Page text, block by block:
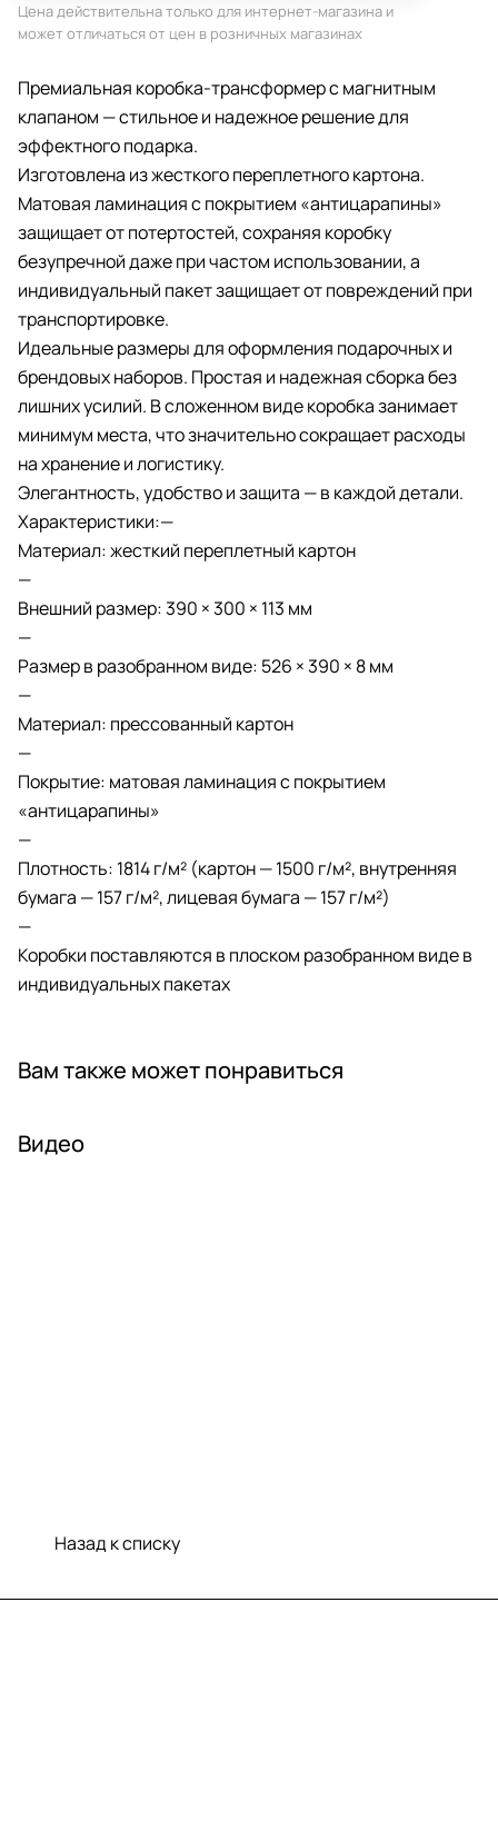
Цена действительна только для интернет-магазина и
может отличаться от цен в розничных магазинах
Премиальная коробка-трансформер с магнитным
клапаном — стильное и надежное решение для
эффектного подарка.
Изготовлена из жесткого переплетного картона.
Матовая ламинация с покрытием «антицарапины»
защищает от потертостей, сохраняя коробку
безупречной даже при частом использовании, а
индивидуальный пакет защищает от повреждений при
транспортировке.
Идеальные размеры для оформления подарочных и
брендовых наборов. Простая и надежная сборка без
лишних усилий. В сложенном виде коробка занимает
минимум места, что значительно сокращает расходы
на хранение и логистику.
Элегантность, удобство и защита — в каждой детали.
Характеристики:—
Материал: жесткий переплетный картон
—
Внешний размер: 390 × 300 × 113 мм
—
Размер в разобранном виде: 526 × 390 × 8 мм
—
Материал: прессованный картон
—
Покрытие: матовая ламинация с покрытием
«антицарапины»
—
Плотность: 1814 г/м² (картон — 1500 г/м², внутренняя
бумага — 157 г/м², лицевая бумага — 157 г/м²)
—
Коробки поставляются в плоском разобранном виде в
индивидуальных пакетах
Вам также может понравиться
Видео
Назад к списку